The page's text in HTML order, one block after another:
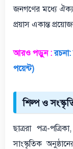
জনগণের মধ্যে
প্রয়াস একান্ত
আরও পড়ুন : রচনা:
পয়েন্ট)
শিল্প ও
ছাত্ররা পত্র-
সাংস্কৃতিক